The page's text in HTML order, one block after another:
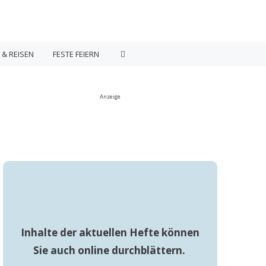
REISEN FESTE FEIERN
Anzeige
Inhalte der aktuellen Hefte können
Sie auch online durchblättern.